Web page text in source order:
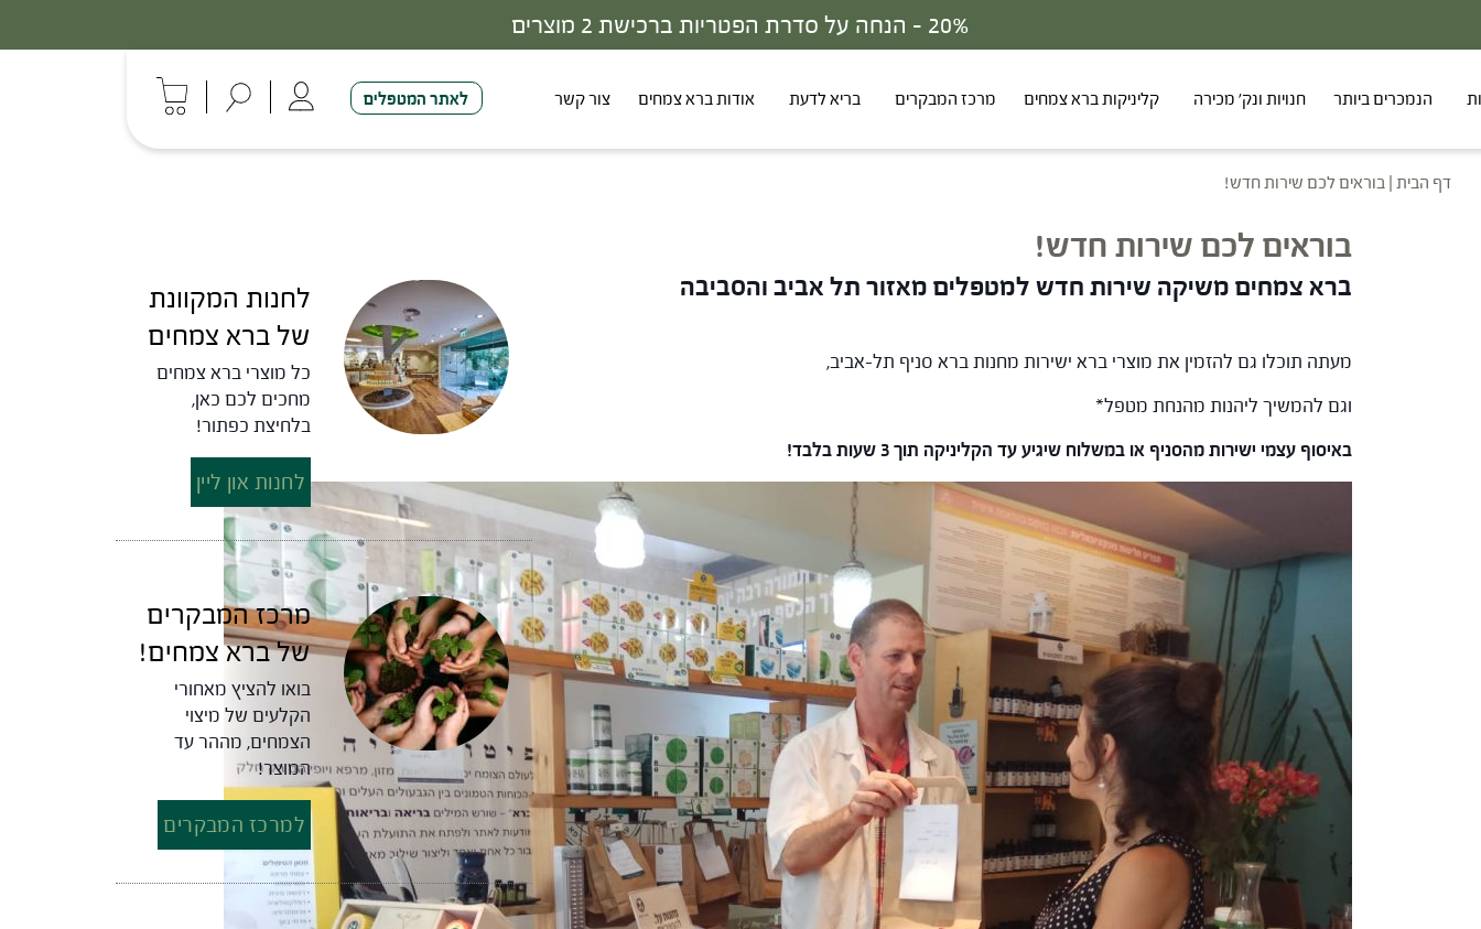
30% - הנחה על סדרת הפטריות ברכישת 3 מוצרים
הנמכרים ביותר חנויות ונק' מכירה קליניקות ברא צמחים מרכז המבקרים בריא לדעת אודות ברא צמחים צור קשר לאתר המטפלים
דף הבית | בוראים לכם שירות חדש!
בוראים לכם שירות חדש!
ברא צמחים משיקה שירות חדש למטפלים מאזור תל אביב והסביבה
מעתה תוכלו גם להזמין את מוצרי ברא ישירות מחנות ברא סניף תל-אביב,
וגם להמשיך ליהנות מהנחת מטפל*
באיסוף עצמי ישירות מהסניף או במשלוח שיגיע עד הקליניקה תוך 3 שעות בלבד!
לחנות המקוונת
של ברא צמחים
כל מוצרי ברא צמחים
מחכים לכם כאן,
בלחיצת כפתור!
לחנות און ליין
מרכז המבקרים
של ברא צמחים!
בואו להציץ מאחורי
הקלעים של מיצוי
הצמחים, מההר עד
המוצר!
למרכז המבקרים